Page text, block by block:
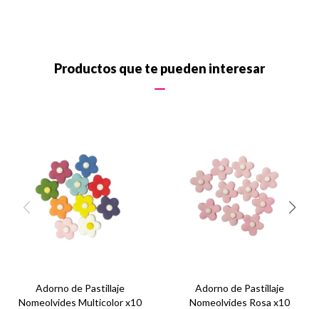
Productos que te pueden interesar
Adorno de Pastillaje
Nomeolvides Multicolor x10
Adorno de Pastillaje
Nomeolvides Rosa x10